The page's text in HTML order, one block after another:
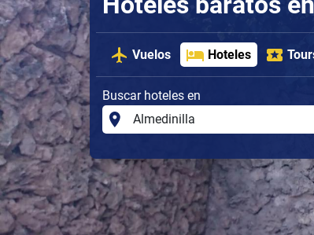
Vuelos Hoteles
Buscar hoteles en